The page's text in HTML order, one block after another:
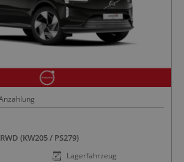
(KW205 / PS279)
Lagerfahrzeug